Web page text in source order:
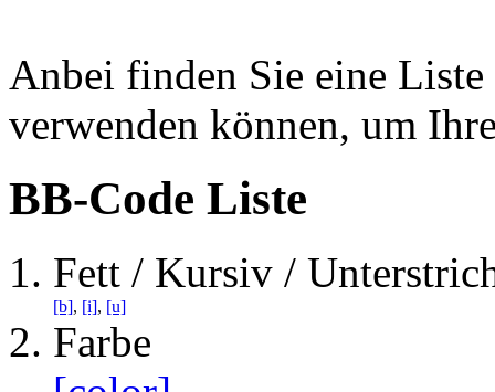
Anbei finden Sie eine
verwenden können, um
BB-Code Liste
Fett / Kursiv /
[b], [i], [u]
Farbe